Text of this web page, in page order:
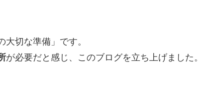
切な準備」です。
が必要だと感じ、このブログを立ち上げました。